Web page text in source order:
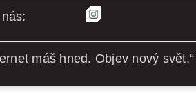
máš hned. Objev nový svět.“